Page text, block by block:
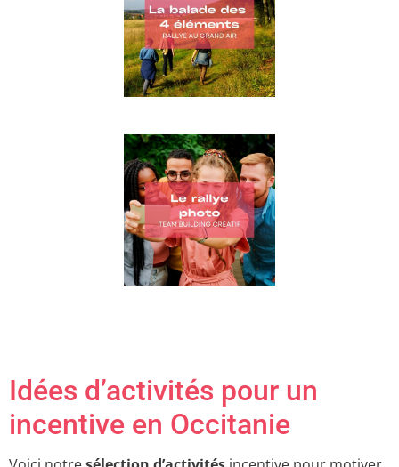
Idées d’activités pour un
incentive en Occitanie